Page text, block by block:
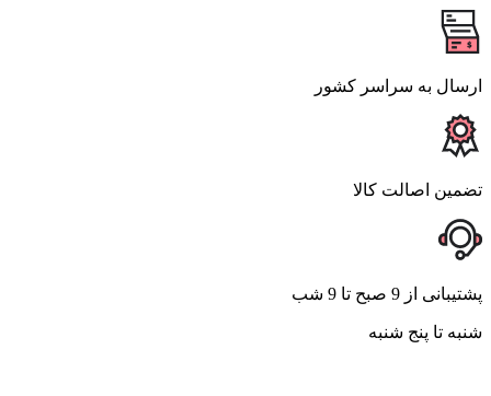
ارسال به سراسر کشور
تضمین اصالت کالا
پشتیبانی از 9 صبح تا 9 شب
شنبه تا پنج شنبه